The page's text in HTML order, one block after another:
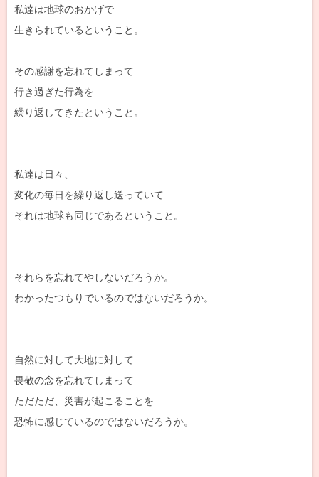
私達は地球のおかげで
生きられているということ。
その感謝を忘れてしまって
行き過ぎた行為を
繰り返してきたということ。
私達は日々、
変化の毎日を繰り返し送っていて
それは地球も同じであるということ。
それらを忘れてやしないだろうか。
わかったつもりでいるのではないだろうか。
自然に対して大地に対して
畏敬の念を忘れてしまって
ただただ、災害が起こることを
恐怖に感じているのではないだろうか。